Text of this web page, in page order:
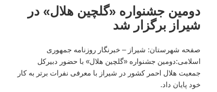
دومین جشنواره «گلچین هلال» در
شیراز برگزار شد
صفحه شهرستان: شیراز – خبرنگار روزنامه جمهوری
اسلامی:دومین جشنواره «گلچین هلال» با حضور دبیرکل
جمعیت هلال احمر کشور در شیراز با معرفی نفرات برتر به کار
خود پایان داد.